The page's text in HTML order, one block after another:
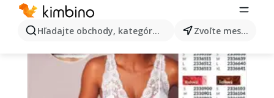
Hľadajte obchody, kategórie, produkty... Zvoľte mesto